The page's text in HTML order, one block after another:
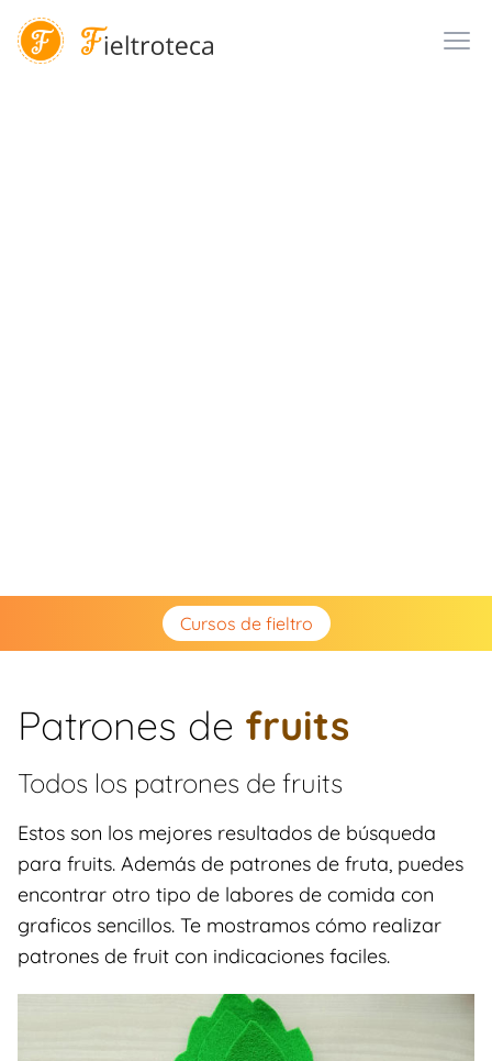
Cursos de fieltro
Patrones de fruits
Todos los patrones de fruits
Estos son los mejores resultados de búsqueda
para fruits. Además de patrones de fruta, puedes
encontrar otro tipo de labores de comida con
graficos sencillos. Te mostramos cómo realizar
patrones de fruit con indicaciones faciles.